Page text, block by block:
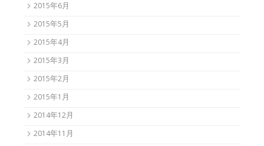
2015年6月
2015年5月
2015年4月
2015年3月
2015年2月
2015年1月
2014年12月
2014年11月